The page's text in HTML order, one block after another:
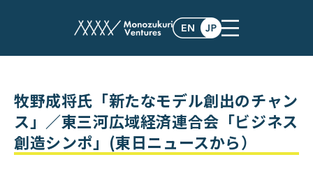
post
牧野成将氏「新たなモデル創出のチャン
ス」／東三河広域経済連合会「ビジネス
創造シンポ」(東日ニュースから）